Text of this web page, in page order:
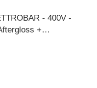
- 400V -
+